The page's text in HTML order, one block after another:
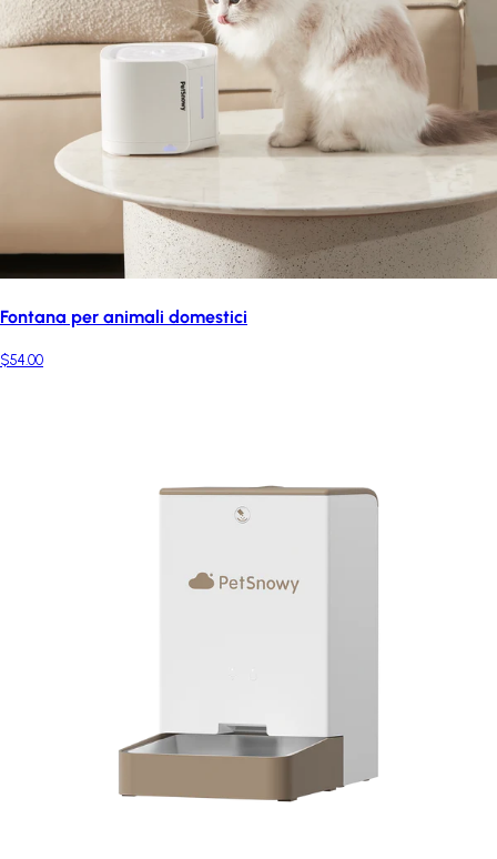
Fontana per animali domestici
$54.00